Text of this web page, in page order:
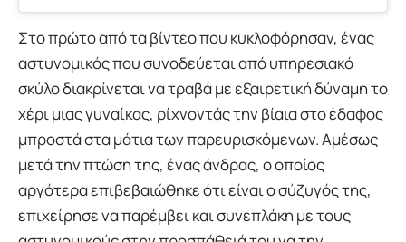
Στο πρώτο από τα βίντεο που κυκλοφόρησαν, ένας
αστυνομικός που συνοδεύεται από υπηρεσιακό
σκύλο διακρίνεται να τραβά με εξαιρετική δύναμη το
χέρι μιας γυναίκας, ρίχνοντάς την βίαια στο έδαφος
μπροστά στα μάτια των παρευρισκόμενων. Αμέσως
μετά την πτώση της, ένας άνδρας, ο οποίος
αργότερα επιβεβαιώθηκε ότι είναι ο σύζυγός της,
επιχείρησε να παρέμβει και συνεπλάκη με τους